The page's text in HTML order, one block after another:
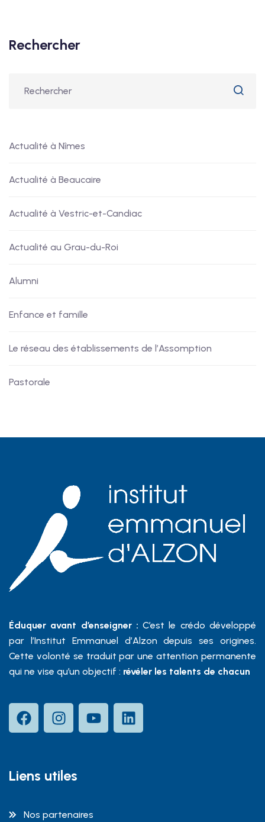
Rechercher
Actualité à Nîmes
Actualité à Beaucaire
Actualité à Vestric-et-Candiac
Actualité au Grau-du-Roi
Alumni
Enfance et famille
Le réseau des établissements de l’Assomption
Pastorale
Éduquer avant d’enseigner : C’est le crédo développé
par l’Institut Emmanuel d’Alzon depuis ses origines.
Cette volonté se traduit par une attention permanente
qui ne vise qu’un objectif : révéler les talents de chacun
Liens utiles
Nos partenaires